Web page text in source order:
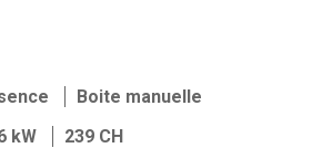
Boite manuelle
kW 239 CH